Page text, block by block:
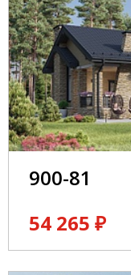
900-81
54 265 ₽